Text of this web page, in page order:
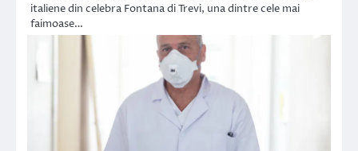
italiene din celebra Fontana di Trevi, una dintre cele mai
faimoase…